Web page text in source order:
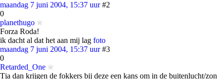
maandag 7 juni 2004, 15:37 uur #2
0
planethugo
Forza Roda!
ik dacht al dat het aan mij lag foto
maandag 7 juni 2004, 15:37 uur #3
0
Retarded_One
Tja dan krijgen de fokkers bij deze een kans om in de buitenlucht/zon